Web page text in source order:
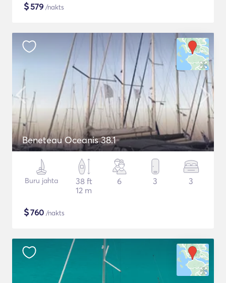
$579 /nakts
Beneteau Oceanis 38.1
Buru jahta
38 ft
12 m
6 3 3
$760 /nakts